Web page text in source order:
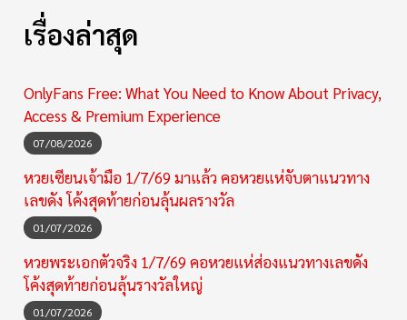
เรื่องล่าสุด
OnlyFans Free: What You Need to Know About Privacy,
Access & Premium Experience
07/08/2026
หวยเซียนเจ้ามือ 1/7/69 มาแล้ว คอหวยแห่จับตาแนวทาง
เลขดัง โค้งสุดท้ายก่อนลุ้นผลรางวัล
01/07/2026
หวยพระเอกตัวจริง 1/7/69 คอหวยแห่ส่องแนวทางเลขดัง
โค้งสุดท้ายก่อนลุ้นรางวัลใหญ่
01/07/2026